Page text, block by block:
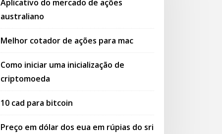
Aplicativo do mercado de ações
australiano
Melhor cotador de ações para mac
Como iniciar uma inicialização de
criptomoeda
10 cad para bitcoin
Preço em dólar dos eua em rúpias do sri